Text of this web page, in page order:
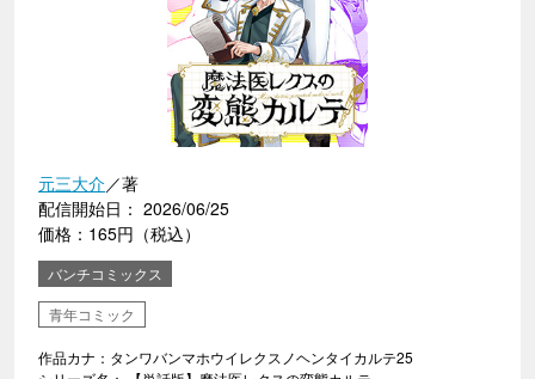
元三大介／著
配信開始日： 2026/06/25
価格：165円（税込）
バンチコミックス
青年コミック
作品カナ：タンワバンマホウイレクスノヘンタイカルテ25